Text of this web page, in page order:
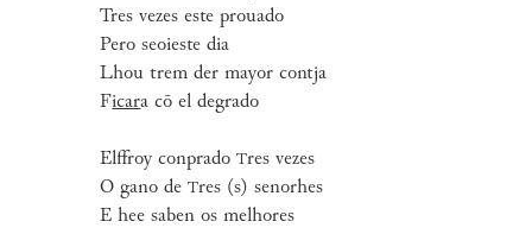
Tres vezes este prouado
Pero seoieste dia
Lhou trem der mayor contja
Ficara cō el degrado
Elffroy conpradoTres vezes
O gano deTres (s) senorhes
E hee saben os melhores